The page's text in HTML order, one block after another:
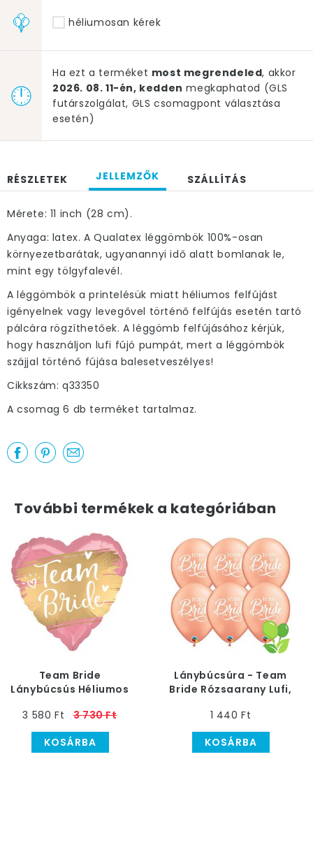
héliumosan kérek
Ha ezt a terméket most megrendeled, akkor
2026. 08. 11-én, kedden megkaphatod (GLS
futárszolgálat, GLS csomagpont választása
esetén)
RÉSZLETEK JELLEMZŐK SZÁLLÍTÁS
Mérete: 11 inch (28 cm).
Anyaga: latex. A Qualatex léggömbök 100%-osan
környezetbarátak, ugyanannyi idő alatt bomlanak le,
mint egy tölgyfalevél.
A léggömbök a printelésük miatt héliumos felfújást
igényelnek vagy levegővel történő felfújás esetén tartó
pálcára rögzíthetőek. A léggömb felfújásához kérjük,
hogy használjon lufi fújó pumpát, mert a léggömbök
szájjal történő fújása balesetveszélyes!
Cikkszám: q33350
A csomag 6 db terméket tartalmaz.
További termékek a kategóriában
Team Bride
Lánybúcsús Héliumos
3 580 Ft
3 730 Ft
KOSÁRBA
Lánybúcsúra - Team
Bride Rózsaarany Lufi,
1 440 Ft
KOSÁRBA